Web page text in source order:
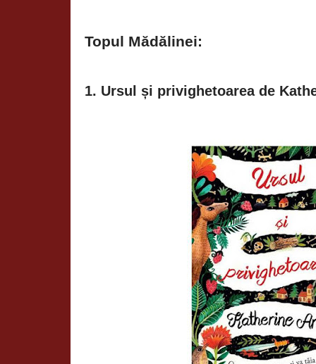
Topul Mădălinei:
1. Ursul și privighetoarea de